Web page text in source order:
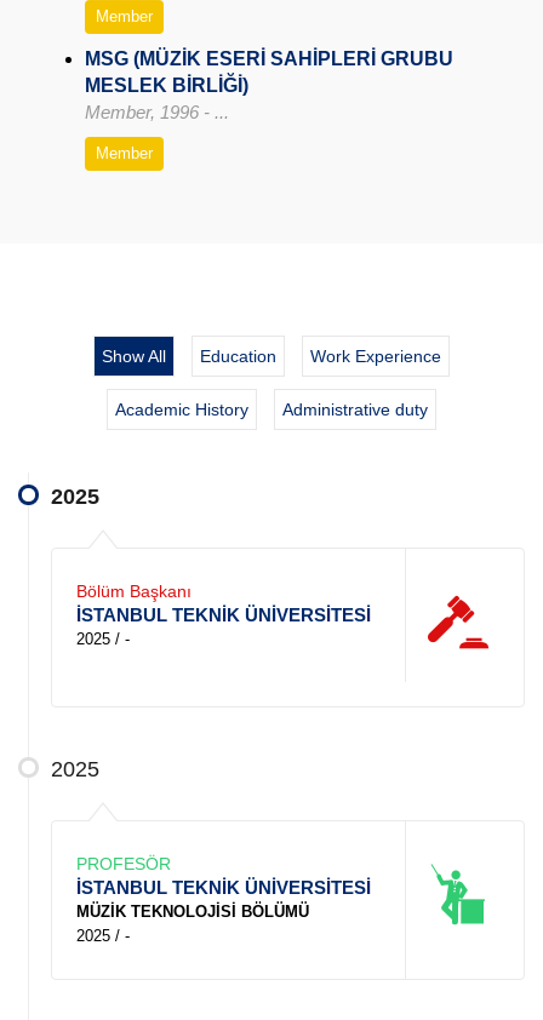
Member
MSG (MÜZİK ESERİ SAHİPLERİ GRUBU
MESLEK BİRLİĞİ)
Member, 1996 - ...
Member
Show All Education Work Experience
Academic History Administrative duty
2025
Bölüm Başkanı
İSTANBUL TEKNİK ÜNİVERSİTESİ
2025 / -
2025
PROFESÖR
İSTANBUL TEKNİK ÜNİVERSİTESİ
MÜZİK TEKNOLOJİSİ BÖLÜMÜ
2025 / -